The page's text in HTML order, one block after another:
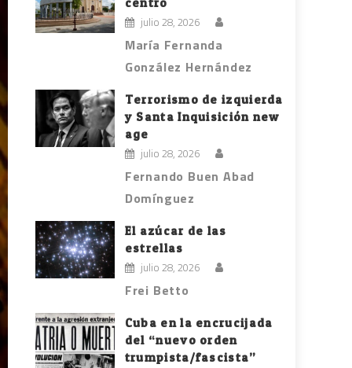
centro
julio 28, 2026
María Fernanda
González Hernández
Terrorismo de izquierda
y Santa Inquisición new
age
julio 28, 2026
Fernando Buen Abad
Domínguez
El azúcar de las
estrellas
julio 28, 2026
Frei Betto
Cuba en la encrucijada
del “nuevo orden
trumpista/fascista”